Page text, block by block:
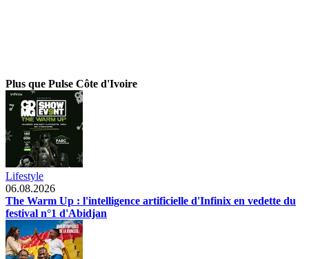
Plus que Pulse Côte d'Ivoire
Lifestyle
06.08.2026
The Warm Up : l'intelligence artificielle d'Infinix en vedette du
festival n°1 d'Abidjan